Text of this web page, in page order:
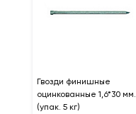
Гвозди финишные
оцинкованные 1,6*30 мм.
(упак. 5 кг)